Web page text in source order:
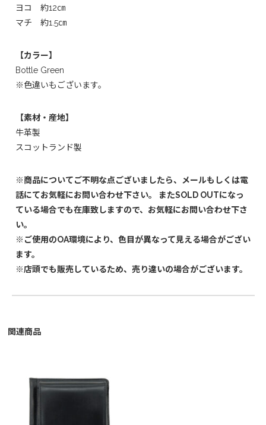
ヨコ 約12㎝
マチ 約1.5㎝
【カラー】
Bottle Green
※色違いもございます。
【素材・産地】
牛革製
スコットランド製
※商品についてご不明な点ございましたら、メールもしくは電
話にてお気軽にお問い合わせ下さい。 またSOLD OUTになっ
ている場合でも在庫致しますので、お気軽にお問い合わせ下さ
い。
※ご使用のOA環境により、色目が異なって見える場合がござい
ます。
※店頭でも販売しているため、売り違いの場合がございます。
関連商品